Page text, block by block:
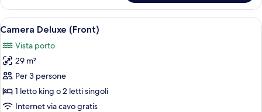
monolocale
Junior
Apri
tutte
le
foto
per
Camera
Deluxe
Camera d'albergo moderna con un
5
Camera Deluxe (Front)
Vista porto
29 m²
Per 3 persone
1 letto king o 2 letti singoli
Internet via cavo gratis